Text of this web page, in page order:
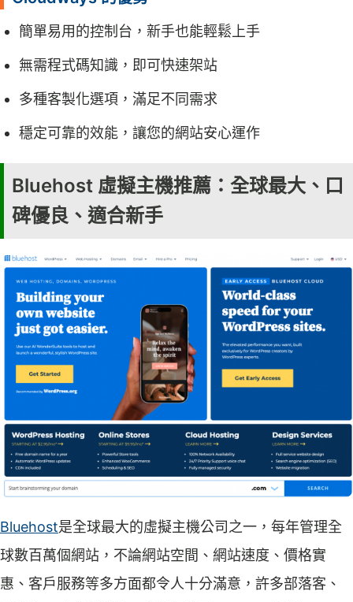
簡單易用的控制台，新手也能輕鬆上手
無需程式碼知識，即可快速架站
多種客製化選項，滿足不同需求
穩定可靠的效能，讓您的網站安心運作
Bluehost 虛擬主機推薦：全球最大、口
碑優良、適合新手
Bluehost是全球最大的虛擬主機公司之一，每年管理全
球數百萬個網站，不論網站空間、網站速度、價格實
惠、客戶服務等多方面都令人十分滿意，許多部落客、